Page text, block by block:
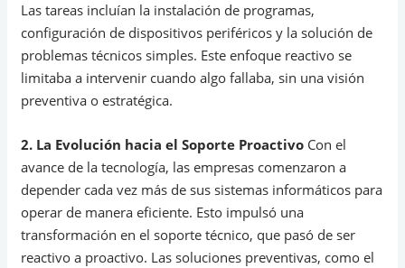
Las tareas incluían la instalación de programas,
configuración de dispositivos periféricos y la solución de
problemas técnicos simples. Este enfoque reactivo se
limitaba a intervenir cuando algo fallaba, sin una visión
preventiva o estratégica.
2. La Evolución hacia el Soporte Proactivo Con el
avance de la tecnología, las empresas comenzaron a
depender cada vez más de sus sistemas informáticos para
operar de manera eficiente. Esto impulsó una
transformación en el soporte técnico, que pasó de ser
reactivo a proactivo. Las soluciones preventivas, como el